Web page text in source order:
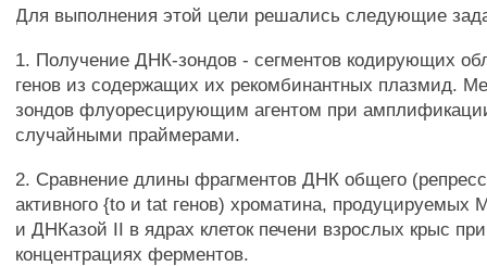
Для выполнения этой цели решались следующие
1. Получение ДНК-зондов - сегментов кодирующих
генов из содержащих их рекомбинантных плазмид.
зондов флуоресцирующим агентом при
случайными праймерами.
2. Сравнение длины фрагментов ДНК общего
активного {to и tat генов) хроматина,
и ДНКазой II в ядрах клеток печени взрослых крыс
концентрациях ферментов.